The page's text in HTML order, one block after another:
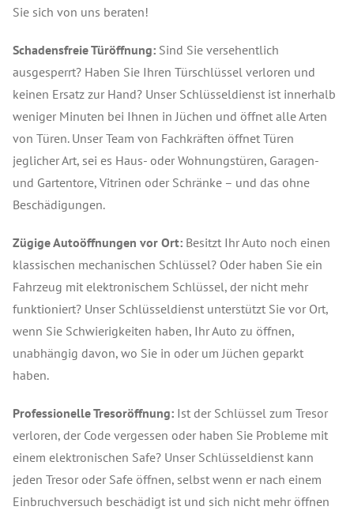
Sie sich von uns beraten!
Schadensfreie Türöffnung: Sind Sie versehentlich
ausgesperrt? Haben Sie Ihren Türschlüssel verloren und
keinen Ersatz zur Hand? Unser Schlüsseldienst ist innerhalb
weniger Minuten bei Ihnen in Jüchen und öffnet alle Arten
von Türen. Unser Team von Fachkräften öffnet Türen
jeglicher Art, sei es Haus- oder Wohnungstüren, Garagen-
und Gartentore, Vitrinen oder Schränke – und das ohne
Beschädigungen.
Zügige Autoöffnungen vor Ort: Besitzt Ihr Auto noch einen
klassischen mechanischen Schlüssel? Oder haben Sie ein
Fahrzeug mit elektronischem Schlüssel, der nicht mehr
funktioniert? Unser Schlüsseldienst unterstützt Sie vor Ort,
wenn Sie Schwierigkeiten haben, Ihr Auto zu öffnen,
unabhängig davon, wo Sie in oder um Jüchen geparkt
haben.
Professionelle Tresoröffnung: Ist der Schlüssel zum Tresor
verloren, der Code vergessen oder haben Sie Probleme mit
einem elektronischen Safe? Unser Schlüsseldienst kann
jeden Tresor oder Safe öffnen, selbst wenn er nach einem
Einbruchversuch beschädigt ist und sich nicht mehr öffnen